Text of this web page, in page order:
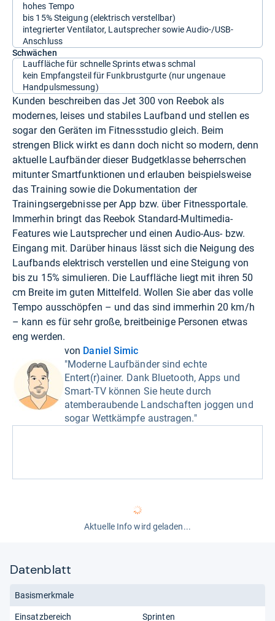
hohes Tempo
bis 15% Steigung (elektrisch verstellbar)
integrierter Ventilator, Lautsprecher sowie Audio-/USB-
Anschluss
Schwächen
Lauffläche für schnelle Sprints etwas schmal
kein Empfangsteil für Funkbrustgurte (nur ungenaue
Handpulsmessung)
Kunden beschreiben das Jet 300 von Reebok als
modernes, leises und stabiles Laufband und stellen es
sogar den Geräten im Fitnessstudio gleich. Beim
strengen Blick wirkt es dann doch nicht so modern, denn
aktuelle Laufbänder dieser Budgetklasse beherrschen
mitunter Smartfunktionen und erlauben beispielsweise
das Training sowie die Dokumentation der
Trainingsergebnisse per App bzw. über Fitnessportale.
Immerhin bringt das Reebok Standard-Multimedia-
Features wie Lautsprecher und einen Audio-Aus- bzw.
Eingang mit. Darüber hinaus lässt sich die Neigung des
Laufbands elektrisch verstellen und eine Steigung von
bis zu 15% simulieren. Die Lauffläche liegt mit ihren 50
cm Breite im guten Mittelfeld. Wollen Sie aber das volle
Tempo ausschöpfen – und das sind immerhin 20 km/h
– kann es für sehr große, breitbeinige Personen etwas
eng werden.
von Daniel Simic
"Moderne Laufbänder sind echte
Entert(r)ainer. Dank Bluetooth, Apps und
Smart-TV können Sie heute durch
atemberaubende Landschaften joggen und
sogar Wettkämpfe austragen."
Aktuelle Info wird geladen...
Datenblatt
Basismerkmale
Einsatzbereich Sprinten